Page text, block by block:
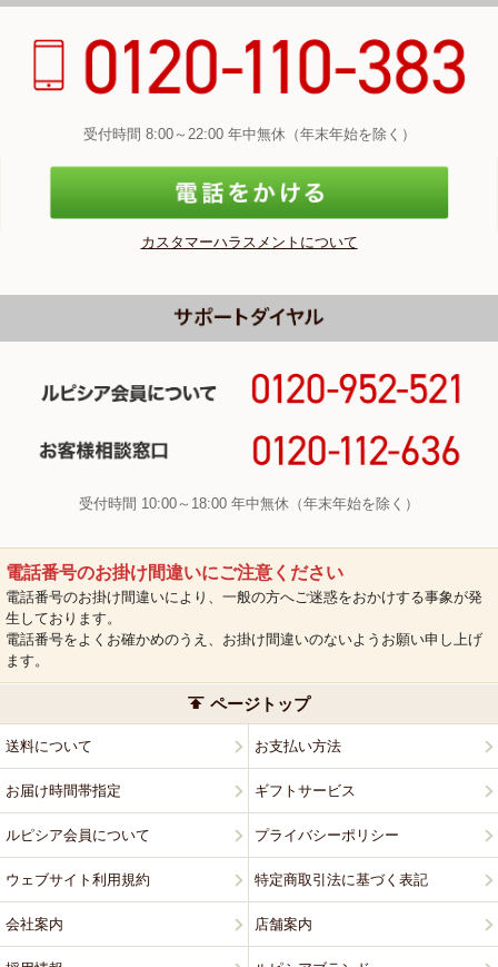
受付時間 8:00～22:00 年中無休（年末年始を除く）
カスタマーハラスメントについて
受付時間 10:00～18:00 年中無休（年末年始を除く）
電話番号のお掛け間違いにご注意ください
電話番号のお掛け間違いにより、一般の方へご迷惑をおかけする事象が発
生しております。
電話番号をよくお確かめのうえ、お掛け間違いのないようお願い申し上げ
ます。
ページトップ
送料について お支払い方法
お届け時間帯指定 ギフトサービス
ルピシア会員について プライバシーポリシー
ウェブサイト利用規約 特定商取引法に基づく表記
会社案内 店舗案内